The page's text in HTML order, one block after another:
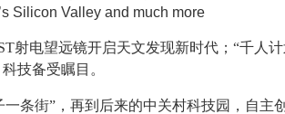
Silicon Valley and much more
射电望远镜开启天文发现新时代；“千人
技备受瞩目。
一条街”，再到后来的中关村科技园，自